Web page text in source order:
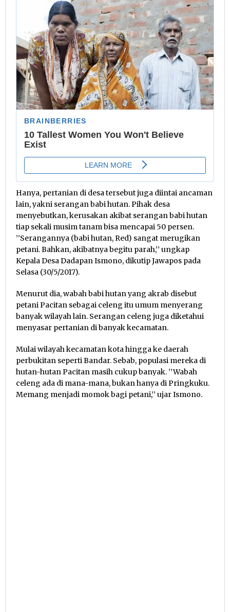
Hanya, pertanian di desa tersebut juga diintai ancaman
lain, yakni serangan babi hutan. Pihak desa
menyebutkan, kerusakan akibat serangan babi hutan
tiap sekali musim tanam bisa mencapai 50 persen.
’’Serangannya (babi hutan, Red) sangat merugikan
petani. Bahkan, akibatnya begitu parah,’’ ungkap
Kepala Desa Dadapan Ismono, dikutip Jawapos pada
Selasa (30/5/2017).
Menurut dia, wabah babi hutan yang akrab disebut
petani Pacitan sebagai celeng itu umum menyerang
banyak wilayah lain. Serangan celeng juga diketahui
menyasar pertanian di banyak kecamatan.
Mulai wilayah kecamatan kota hingga ke daerah
perbukitan seperti Bandar. Sebab, populasi mereka di
hutan-hutan Pacitan masih cukup banyak. ’’Wabah
celeng ada di mana-mana, bukan hanya di Pringkuku.
Memang menjadi momok bagi petani,’’ ujar Ismono.